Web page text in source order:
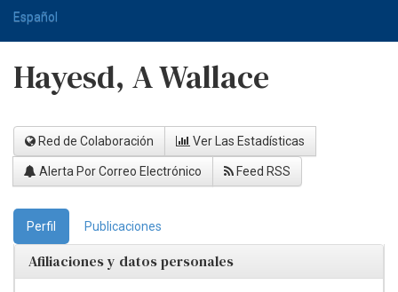
Español
Hayesd, A Wallace
Red de Colaboración Ver Las Estadísticas
Alerta Por Correo Electrónico Feed RSS
Perfil Publicaciones
Afiliaciones y datos personales